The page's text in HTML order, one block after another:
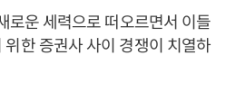
로운 세력으로 떠오르면서 이들
한 증권사 사이 경쟁이 치열하